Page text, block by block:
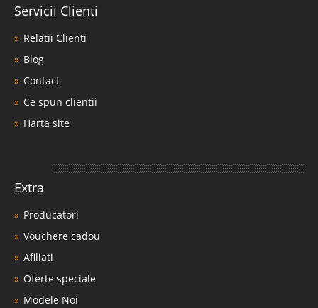
Servicii Clienti
Relatii Clienti
Blog
Contact
Ce spun clientii
Harta site
Extra
Producatori
Vouchere cadou
Afiliati
Oferte speciale
Modele Noi